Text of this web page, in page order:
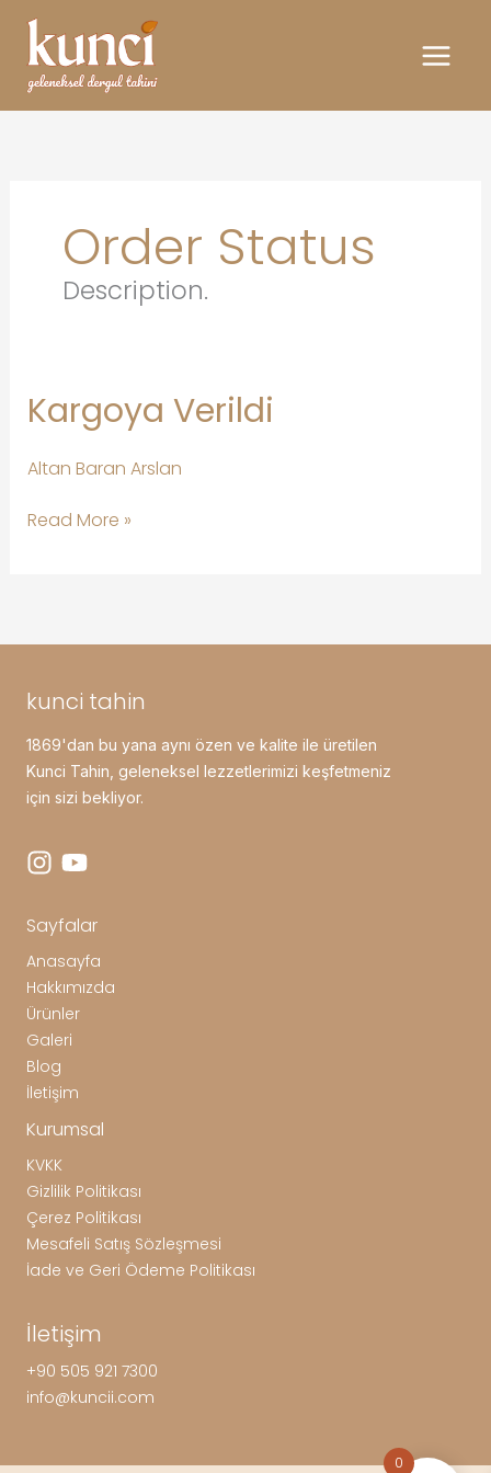
İçeriğe
Order Status
Description.
Kargoya Verildi
Altan Baran Arslan
Kargoya
Read More »
kunci tahin
1869'dan bu yana aynı özen ve kalite ile üretilen
Kunci Tahin, geleneksel lezzetlerimizi keşfetmeniz
için sizi bekliyor.
Sayfalar
Anasayfa
Hakkımızda
Ürünler
Galeri
Blog
İletişim
Kurumsal
KVKK
Gizlilik Politikası
Çerez Politikası
Mesafeli Satış Sözleşmesi
İade ve Geri Ödeme Politikası
İletişim
+90 505 921 7300
info@kuncii.com
0